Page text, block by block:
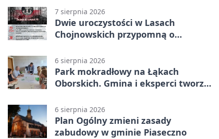
7 sierpnia 2026
Dwie uroczystości w Lasach
Chojnowskich przypomną o
6 sierpnia 2026
Park mokradłowy na Łąkach
Oborskich. Gmina i eksperci tworzą
6 sierpnia 2026
Plan Ogólny zmieni zasady
zabudowy w gminie Piaseczno